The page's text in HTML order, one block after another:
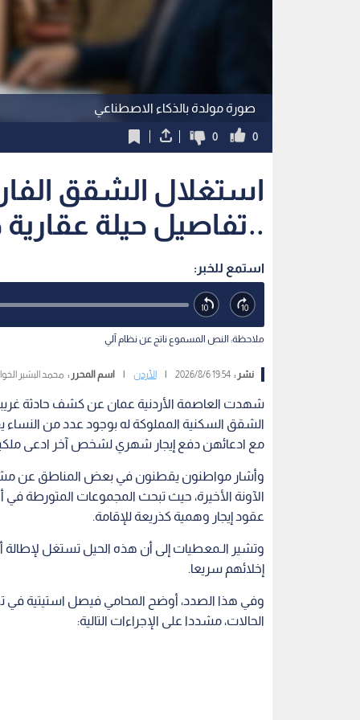
صورة مولدة بالذكاء الاصطناعي
0
0
استغلال الشقق
..تفاصيل حيلة
استمع للخبر:
ملاحظة: النص المسموع ناتج عن نظام آلي
نشر :19:54 2026/8/6 الأردن اسم المحرر : محمد البشير
شهدت العاصمة الأردنية عمان عن كشف حادثة غريبة
الشقق السكنية المملوكة له بوجود عدد من
مع ادعائهن دفع إيجار شهري لشخص آخر ادعى
وأشار مواطنون يقطنون في بعض المناطق عن
الآونة الأخيرة، حيث تبحث المجموعات المتورطة
عقود إيجار وهمية كذريعة للإقامة.
وتشير الـمعطيات إلى أن هذه الحيل تستغل لإطالة
إخلائهم سريعا.
وفي هذا الصدد، أوضح المحامي فيصل استيتية في
الحالات، مشددا على الإجراءات التالية: